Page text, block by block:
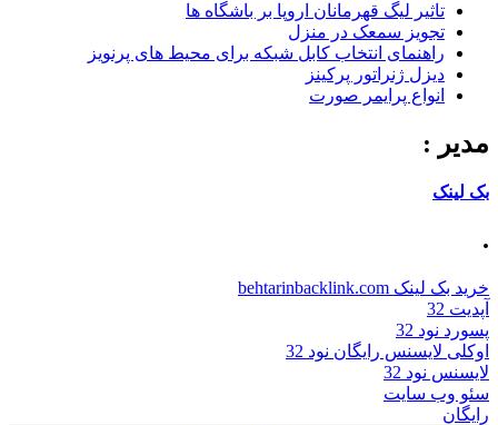
تاثیر لیگ قهرمانان اروپا بر باشگاه ها
تجویز سمعک در منزل
راهنمای انتخاب کابل شبکه برای محیط های پرنویز
دیزل ژنراتور پرکینز
انواع پرایمر صورت
مدیر :
بک لینک
.
خرید بک لینک behtarinbacklink.com
آپدیت 32
پسورد نود 32
اوکلی لایسنس رایگان نود 32
لایسنس نود 32
سئو وب سایت
رایگان